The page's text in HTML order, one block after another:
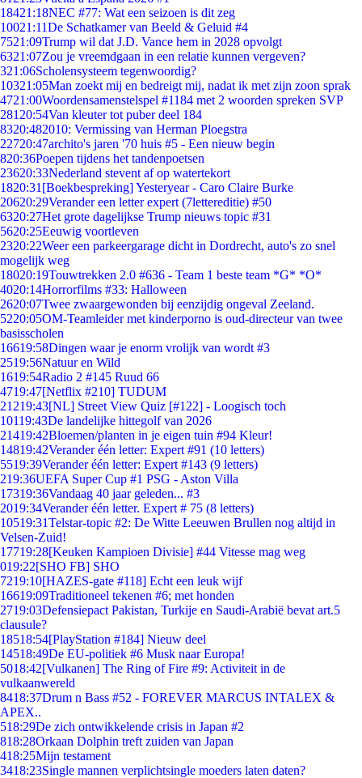
18421:18NEC #77: Wat een seizoen is dit zeg
10021:11De Schatkamer van Beeld & Geluid #4
7521:09Trump wil dat J.D. Vance hem in 2028 opvolgt
6321:07Zou je vreemdgaan in een relatie kunnen vergeven?
321:06Scholensysteem tegenwoordig?
10321:05Man zoekt mij en bedreigt mij, nadat ik met zijn zoon sprak
4721:00Woordensamenstelspel #1184 met 2 woorden spreken SVP
281 20:54Van kleuter tot puber deel 184
8320:482010: Vermissing van Herman Ploegstra
22720:47archito's jaren '70 huis #5 - Een nieuw begin
820:36Poepen tijdens het tandenpoetsen
23620:33Nederland stevent af op watertekort
1820:31 [Boekbespreking] Yesteryear - Caro Claire Burke
20620:29Verander een letter expert (7lettereditie) #50
6320:27Het grote dagelijkse Trump nieuws topic #31
5620:25Eeuwig voortleven
2320:22Weer een parkeergarage dicht in Dordrecht, auto's zo snel
mogelijk weg
18020:19Touwtrekken 2.0 #636 - Team 1 beste team *G* *O*
4020:14Horrorfilms #33: Halloween
2620:07Twee zwaargewonden bij eenzijdig ongeval Zeeland.
5220:05OM-Teamleider met kinderporno is oud-directeur van twee
basisscholen
16619:58Dingen waar je enorm vrolijk van wordt #3
2519:56Natuur en Wild
1619:54Radio 2 #145 Ruud 66
4719:47[Netflix #210] TUDUM
21219:43[NL] Street View Quiz [#122] - Loogisch toch
10119:43De landelijke hittegolf van 2026
21419:42Bloemen/planten in je eigen tuin #94 Kleur!
14819:42Verander één letter: Expert #91 (10 letters)
5519:39Verander één letter: Expert #143 (9 letters)
219:36UEFA Super Cup #1 PSG - Aston Villa
17319:36Vandaag 40 jaar geleden... #3
2019:34Verander één letter. Expert # 75 (8 letters)
10519:31Telstar-topic #2: De Witte Leeuwen Brullen nog altijd in
Velsen-Zuid!
17719:28[Keuken Kampioen Divisie] #44 Vitesse mag weg
019:22[SHO FB] SHO
7219:10[HAZES-gate #118] Echt een leuk wijf
16619:09Traditioneel tekenen #6; met honden
2719:03Defensiepact Pakistan, Turkije en Saudi-Arabië bevat art.5
clausule?
18518:54[PlayStation #184] Nieuw deel
14518:49De EU-politiek #6 Musk naar Europa!
5018:42[Vulkanen] The Ring of Fire #9: Activiteit in de
vulkaanwereld
8418:37Drum n Bass #52 - FOREVER MARCUS INTALEX &
APEX..
518:29De zich ontwikkelende crisis in Japan #2
818:28Orkaan Dolphin treft zuiden van Japan
418:25Mijn testament
3418:23Single mannen verplichtsingle moeders laten daten?